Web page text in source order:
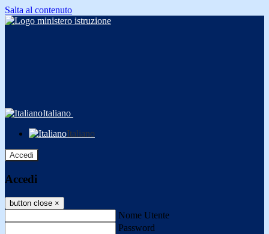
Salta al contenuto
Italiano
Italiano
Accedi
Accedi
button close ×
Nome Utente
Password